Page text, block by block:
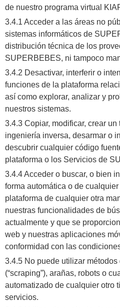
de nuestro programa virtual
3.4.1 Acceder a las áreas no
sistemas informáticos de
distribución técnica de los
SUPERBEBES, ni tampoco
3.4.2 Desactivar, interferir o
funciones de la plataforma
así como explorar, analizar y
nuestros sistemas.
3.4.3 Copiar, modificar, crear
ingeniería inversa, desarmar o
descubrir cualquier código
plataforma o los Servicios de
3.4.4 Acceder o buscar, o bien
forma automática o de
plataforma de cualquier otra
nuestras funcionalidades de
actualmente y que se
web y nuestras aplicaciones
conformidad con las
3.4.5 No puede utilizar
(“scraping”), arañas, robots o
automatizado de cualquier otro
servicios.